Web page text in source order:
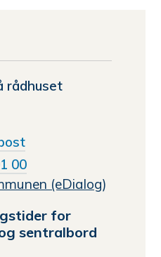
rådhuset
til
Innbyggartorg
på
rådhuset
00
(eDialog)
for
sentralbord